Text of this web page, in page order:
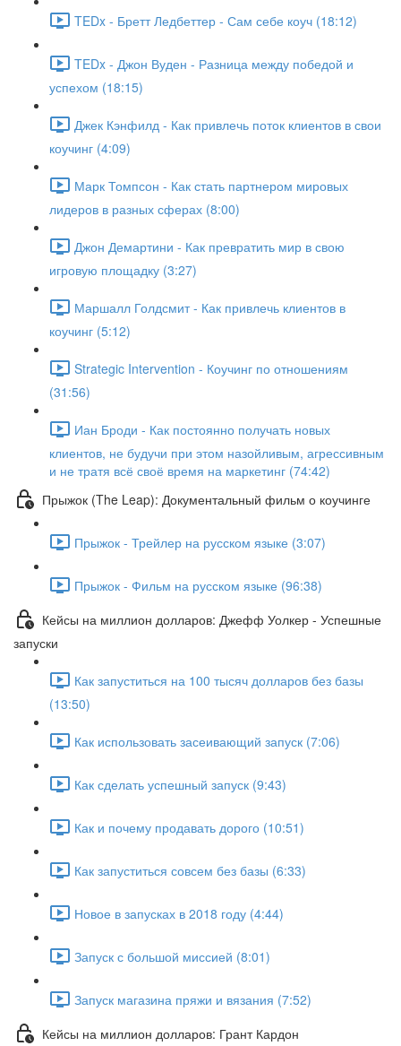
TEDx - Бретт Ледбеттер - Сам себе коуч (18:12)
TEDx - Джон Вуден - Разница между победой и
успехом (18:15)
Джек Кэнфилд - Как привлечь поток клиентов в свои
коучинг (4:09)
Марк Томпсон - Как стать партнером мировых
лидеров в разных сферах (8:00)
Джон Демартини - Как превратить мир в свою
игровую площадку (3:27)
Маршалл Голдсмит - Как привлечь клиентов в
коучинг (5:12)
Strategic Intervention - Коучинг по отношениям
(31:56)
Иан Броди - Как постоянно получать новых
клиентов, не будучи при этом назойливым, агрессивным
и не тратя всё своё время на маркетинг (74:42)
Прыжок (The Leap): Документальный фильм о коучинге
Прыжок - Трейлер на русском языке (3:07)
Прыжок - Фильм на русском языке (96:38)
Кейсы на миллион долларов: Джефф Уолкер - Успешные
запуски
Как запуститься на 100 тысяч долларов без базы
(13:50)
Как использовать засеивающий запуск (7:06)
Как сделать успешный запуск (9:43)
Как и почему продавать дорого (10:51)
Как запуститься совсем без базы (6:33)
Новое в запусках в 2018 году (4:44)
Запуск с большой миссией (8:01)
Запуск магазина пряжи и вязания (7:52)
Кейсы на миллион долларов: Грант Кардон